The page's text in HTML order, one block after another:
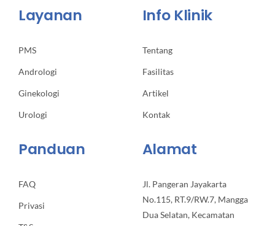
Layanan
PMS
Andrologi
Ginekologi
Urologi
Info Klinik
Tentang
Fasilitas
Artikel
Kontak
Panduan
FAQ
Privasi
Alamat
Jl. Pangeran Jayakarta
No.115, RT.9/RW.7, Mangga
Dua Selatan, Kecamatan